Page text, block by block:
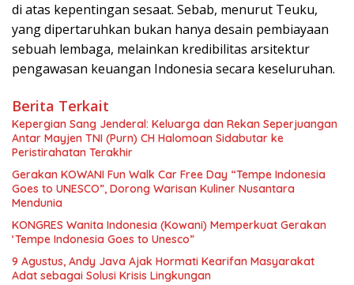
di atas kepentingan sesaat. Sebab, menurut Teuku,
yang dipertaruhkan bukan hanya desain pembiayaan
sebuah lembaga, melainkan kredibilitas arsitektur
pengawasan keuangan Indonesia secara keseluruhan.
Berita Terkait
Kepergian Sang Jenderal: Keluarga dan Rekan Seperjuangan
Antar Mayjen TNI (Purn) CH Halomoan Sidabutar ke
Peristirahatan Terakhir
Gerakan KOWANI Fun Walk Car Free Day “Tempe Indonesia
Goes to UNESCO”, Dorong Warisan Kuliner Nusantara
Mendunia
KONGRES Wanita Indonesia (Kowani) Memperkuat Gerakan
‘Tempe Indonesia Goes to Unesco”
9 Agustus, Andy Java Ajak Hormati Kearifan Masyarakat
Adat sebagai Solusi Krisis Lingkungan